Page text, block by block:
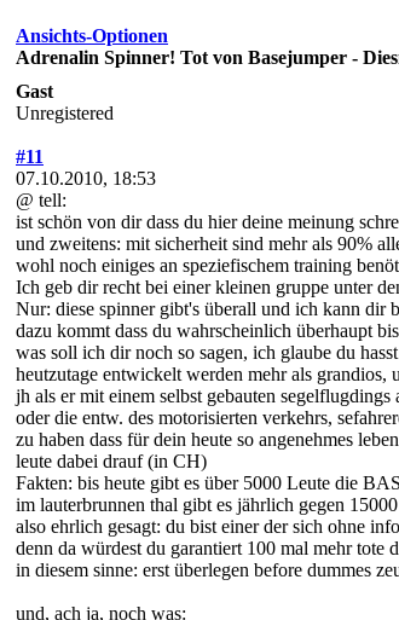
Ansichts-Optionen
Adrenalin Spinner! Tot von Basejumper -
Gast
Unregistered
#11
07.10.2010, 18:53
@ tell:
ist schön von dir dass du hier deine meinung
und zweitens: mit sicherheit sind mehr als 90%
wohl noch einiges an speziefischem training
Ich geb dir recht bei einer kleinen gruppe unter
Nur: diese spinner gibt's überall und ich kann dir
dazu kommt dass du wahrscheinlich überhaupt
was soll ich dir noch so sagen, ich glaube du
heutzutage entwickelt werden mehr als
jh als er mit einem selbst gebauten
oder die entw. des motorisierten verkehrs,
zu haben dass für dein heute so angenehmes
leute dabei drauf (in CH)
Fakten: bis heute gibt es über 5000 Leute die
im lauterbrunnen thal gibt es jährlich gegen
also ehrlich gesagt: du bist einer der sich ohne
denn da würdest du garantiert 100 mal mehr tote
in diesem sinne: erst überlegen before dummes
und, ach ja, noch was: